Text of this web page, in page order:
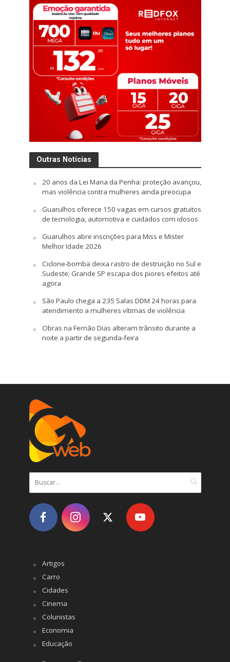
Outras Notícias
20 anos da Lei Maria da Penha: proteção avançou,
mas violência contra mulheres ainda preocupa
Guarulhos oferece 150 vagas em cursos gratuitos
de tecnologia, automotiva e cuidados com idosos
Guarulhos abre inscrições para Miss e Mister
Melhor Idade 2026
Ciclone-bomba deixa rastro de destruição no Sul e
Sudeste; Grande SP escapa dos piores efeitos até
agora
São Paulo chega a 235 Salas DDM 24 horas para
atendimento a mulheres vítimas de violência
Obras na Fernão Dias alteram trânsito durante a
noite a partir de segunda-feira
Artigos
Carro
Cidades
Cinema
Colunistas
Economia
Educação